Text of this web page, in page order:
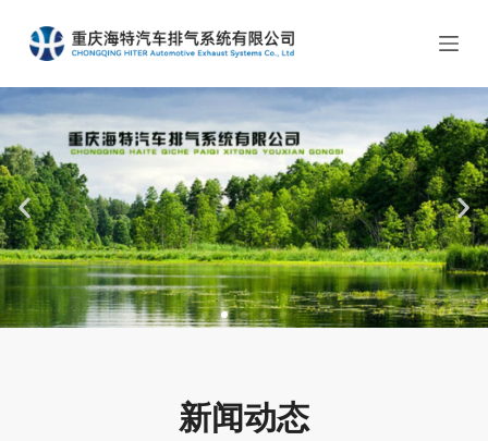
过
容
新闻动态